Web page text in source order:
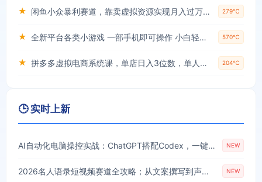
★ 闲鱼小众暴利赛道，靠卖虚拟资源实现月入过万，谁做谁赚钱 279℃
★ 全新平台各类小游戏 一部手机即可操作 小白轻松上手 长期稳定 居家月入过万！！！ 570℃
★ 拼多多虚拟电商系统课，单店日入3位数，单人可管理3-8家店【附货源】 204℃
🕒 实时上新
AI自动化电脑操控实战：ChatGPT搭配Codex，一键指令远程自动操控电脑完成工作 NEW
2026名人语录短视频赛道全攻略；从文案撰写到声音克隆部署，系统掌握涨粉变现双赢制作技术 NEW